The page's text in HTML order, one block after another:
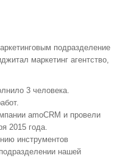
подразделение
маркетинг агентство,
3 человека.
amoCRM и провели
2015 года.
инструментов
нашей